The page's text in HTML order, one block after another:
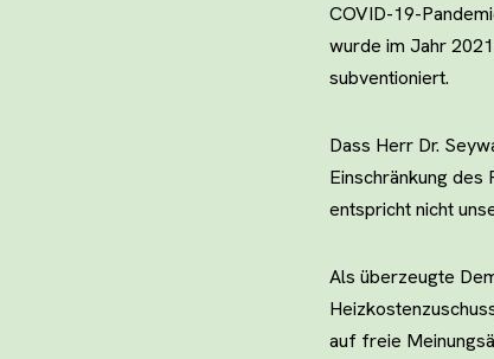
COVID-19-
wurde im Jahr
subventioniert.
Dass Herr Dr.
Einschränkung
entspricht nicht
Als überzeugte
auf freie